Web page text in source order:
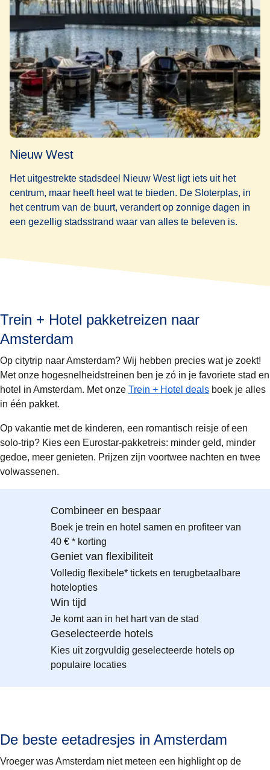
Nieuw West
Het uitgestrekte stadsdeel Nieuw West ligt iets uit het
centrum, maar heeft heel wat te bieden. De Sloterplas, in
het centrum van de buurt, verandert op zonnige dagen in
een gezellig stadsstrand waar van alles te beleven is.
Trein + Hotel pakketreizen naar
Amsterdam
Op citytrip naar Amsterdam? Wij hebben precies wat je zoekt!
Met onze hogesnelheidstreinen ben je zó in je favoriete stad en
hotel in Amsterdam. Met onze Trein + Hotel deals boek je alles
in één pakket.
Op vakantie met de kinderen, een romantisch reisje of een
solo-trip? Kies een Eurostar-pakketreis: minder geld, minder
gedoe, meer genieten. Prijzen zijn voortwee nachten en twee
volwassenen.
Combineer en bespaar
Boek je trein en hotel samen en profiteer van
40 € * korting
Geniet van flexibiliteit
Volledig flexibele* tickets en terugbetaalbare
hotelopties
Win tijd
Je komt aan in het hart van de stad
Geselecteerde hotels
Kies uit zorgvuldig geselecteerde hotels op
populaire locaties
De beste eetadresjes in Amsterdam
Vroeger was Amsterdam niet meteen een highlight op de